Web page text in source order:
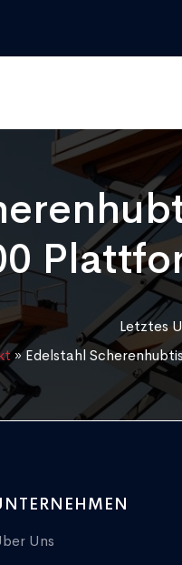
Letztes
»Edelstahl
Uns